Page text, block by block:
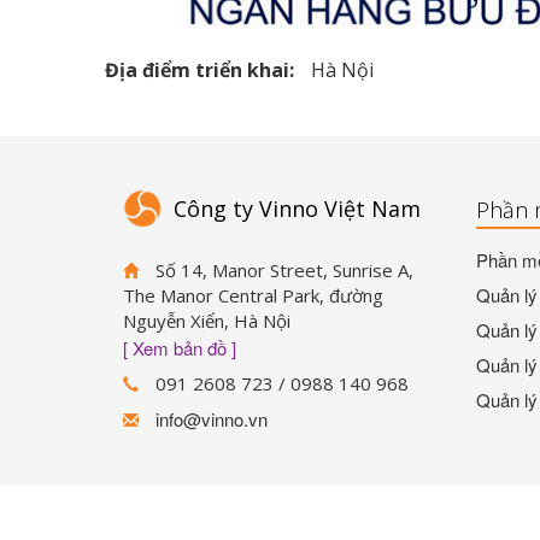
Địa điểm triển khai: Hà Nội
Công ty Vinno Việt Nam
Số 14, Manor Street, Sunrise A,
The Manor Central Park, đường
Nguyễn Xiển, Hà Nội
[ Xem bản đồ ]
091 2608 723 / 0988 140 968
info@vinno.vn
Phần
Phần
Quản
Quản
Quản
Quản